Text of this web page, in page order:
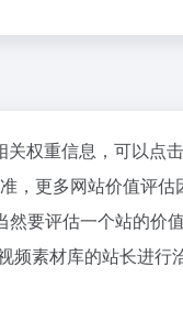
权重信息，可以点
，更多网站价值评估
要评估一个站的价
频素材库的站长进行